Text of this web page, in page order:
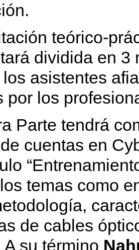
teórico-
dividida en
asistentes
por los
Parte tendrá
cuentas en
temas como
de cables
su término